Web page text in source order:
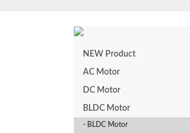
NEW Product
AC Motor
DC Motor
BLDC Motor
- BLDC Motor